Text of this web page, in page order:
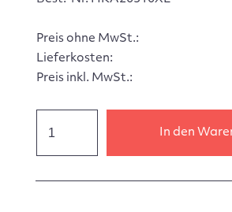
Preis ohne MwSt.:
Lieferkosten:
Preis inkl. MwSt.:
In den